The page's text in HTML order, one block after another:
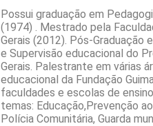
Possui graduação em
(1974) . Mestrado pela
Gerais (2012). Pós-Graduação
e Supervisão educacional do
Gerais. Palestrante em várias
educacional da Fundação
faculdades e escolas de
temas: Educação,Prevenção
Polícia Comunitária, Guarda